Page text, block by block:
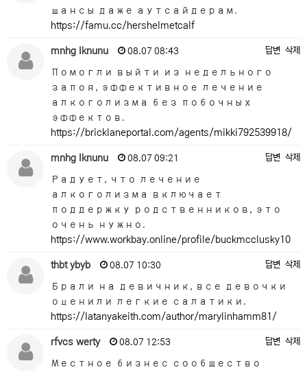
шансы даже аутсайдерам.
https://famu.cc/hershelmetcalf
mnhg lknunu 08.07 08:43 답변 삭제
Помогли выйти из недельного
запоя, эффективное лечение
алкоголизма без побочных
эффектов.
https://bricklaneportal.com/agents/mikki792539918/
mnhg lknunu 08.07 09:21 답변 삭제
Радует, что лечение
алкоголизма включает
поддержку родственников, это
очень нужно.
https://www.workbay.online/profile/buckmcclusky10
thbt ybyb 08.07 10:30 답변 삭제
Брали на девичник, все девочки
оценили легкие салатики.
https://latanyakeith.com/author/marylinhamm81/
rfvcs werty 08.07 12:53 답변 삭제
Местное бизнес сообщество